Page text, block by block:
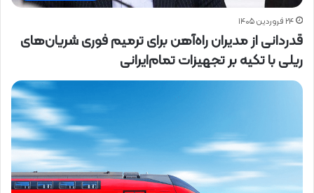
۲۴ فروردین ۱۴۰۵
قدردانی از مدیران راه‌آهن برای ترمیم فوری شریان‌های
ریلی با تکیه بر تجهیزات تمام‌ایرانی